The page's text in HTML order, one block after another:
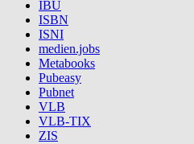
IBU
ISBN
ISNI
medien.jobs
Metabooks
Pubeasy
Pubnet
VLB
VLB-TIX
ZIS